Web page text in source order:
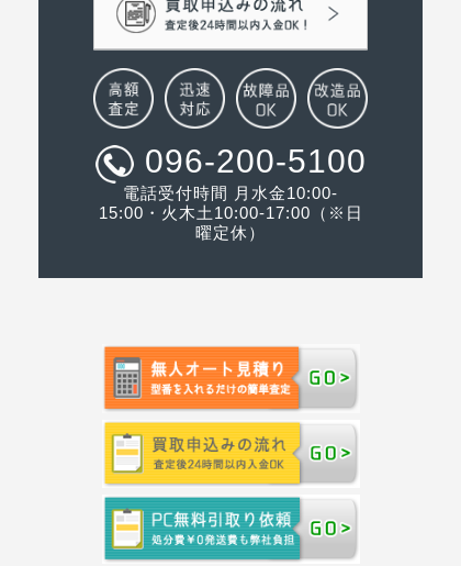
096-200-5100
電話受付時間 月水金10:00-
15:00・火木土10:00-17:00（※日
曜定休）